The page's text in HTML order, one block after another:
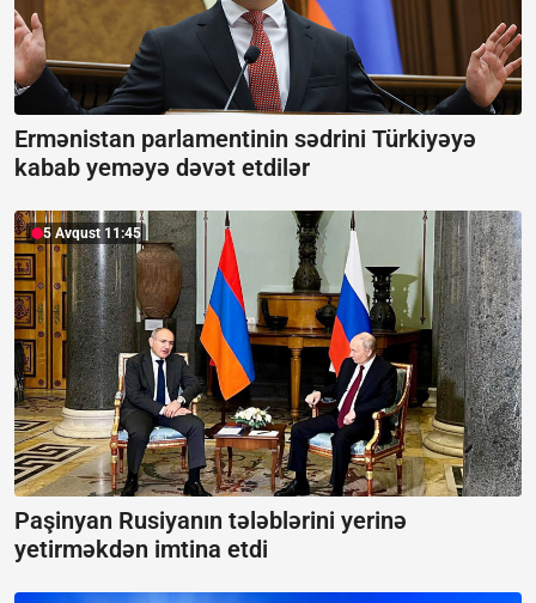
Ermənistan parlamentinin sədrini Türkiyəyə
kabab yeməyə dəvət etdilər
5 Avqust 11:45
Paşinyan Rusiyanın tələblərini yerinə
yetirməkdən imtina etdi